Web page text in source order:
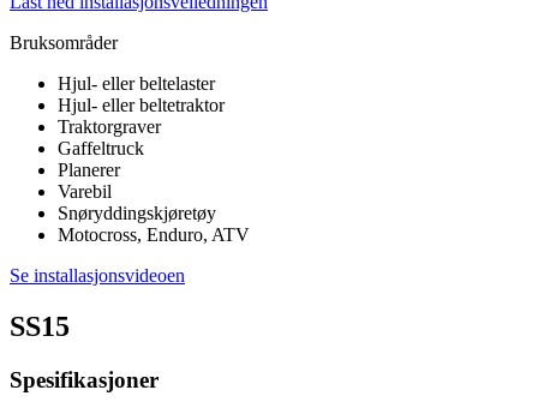
Bruksområder
Hjul- eller beltelaster
Hjul- eller beltetraktor
Traktorgraver
Gaffeltruck
Planerer
Varebil
Snøryddingskjøretøy
Motocross, Enduro, ATV
Se installasjonsvideoen
SS15
Spesifikasjoner